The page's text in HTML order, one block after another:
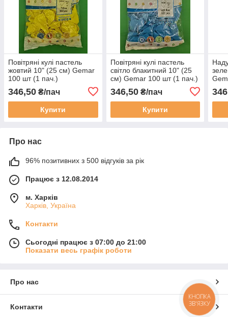
Повітряні кулі пастель
жовтий 10" (25 см) Gemar
100 шт (1 пач.)
346,50 ₴/пач
Купити
Повітряні кулі пастель
світло блакитний 10" (25
см) Gemar 100 шт (1 пач.)
346,50₴/пач
Купити
Про нас
96% позитивних з 500 відгуків за рік
Працює з 12.08.2014
м. Харків
Харків, Україна
Контакти
Сьогодні працює з 07:00 до 21:00
Показати весь графік роботи
Про нас
Контакти
КНОПКА
ЗВ'ЯЗКУ